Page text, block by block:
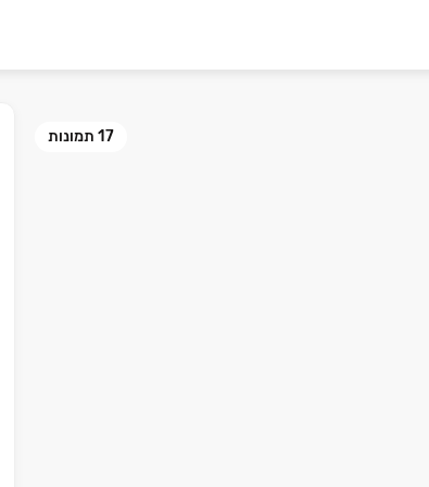
17 תמונות